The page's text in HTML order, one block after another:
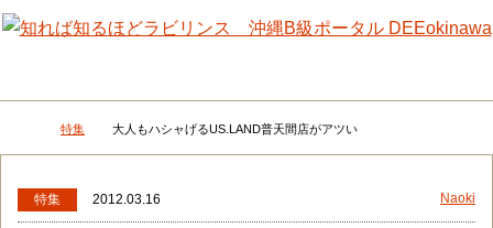
メニュー 検
DEEokinawaトップ
特集 大人もハシャげるUS.LAND普天間店がアツい
特集 2012.03.16 Naoki